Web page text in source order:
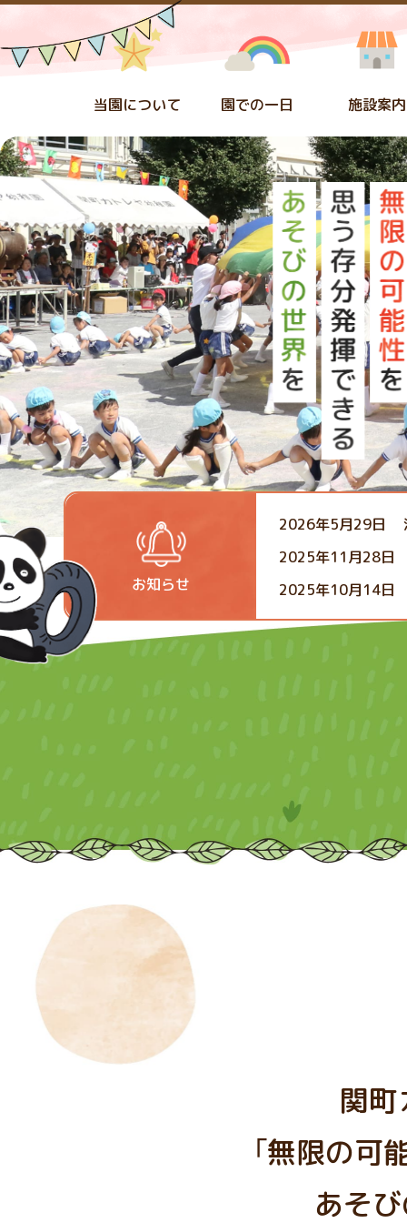
当園について 園での一日 施設案内
お知らせ
2026年5月29日
2025年11月28日
2025年10月14日
関
「無限の可
あそ